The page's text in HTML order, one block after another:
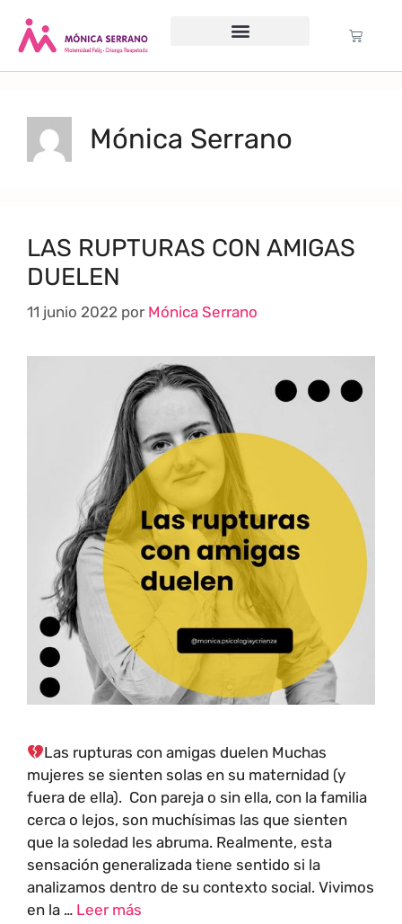
Mónica Serrano
LAS RUPTURAS CON AMIGAS
DUELEN
11 junio 2022 por Mónica Serrano
Las rupturas con amigas duelen Muchas
mujeres se sienten solas en su maternidad (y
fuera de ella). Con pareja o sin ella, con la familia
cerca o lejos, son muchísimas las que sienten
que la soledad les abruma. Realmente, esta
sensación generalizada tiene sentido si la
analizamos dentro de su contexto social. Vivimos
en la … Leer más